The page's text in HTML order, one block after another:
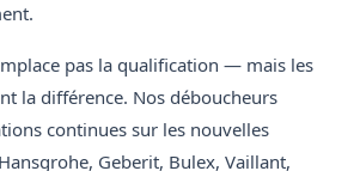
pas la qualification — mais les
la différence. Nos déboucheurs
continues sur les nouvelles
Geberit, Bulex, Vaillant,